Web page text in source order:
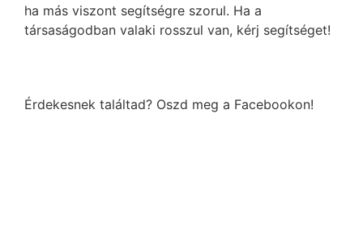
ha más viszont segítségre szorul. Ha a
társaságodban valaki rosszul van, kérj segítséget!
Érdekesnek találtad? Oszd meg a Facebookon!